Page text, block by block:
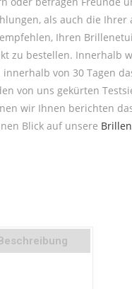
als auch die
Ihren
bestellen. Innerhalb
von 30 Tagen
von uns gekürten
wir Ihnen berichten
Blick auf unsere